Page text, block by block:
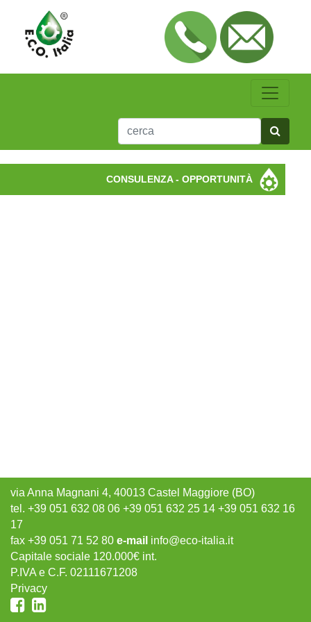
CONSULENZA - OPPORTUNITÀ
via Anna Magnani 4, 40013 Castel Maggiore (BO)
tel. +39 051 632 08 06 +39 051 632 25 14 +39 051 632 16
17
fax +39 051 71 52 80 e-mail info@eco-italia.it
Capitale sociale 120.000€ int.
P.IVA e C.F. 02111671208
Privacy